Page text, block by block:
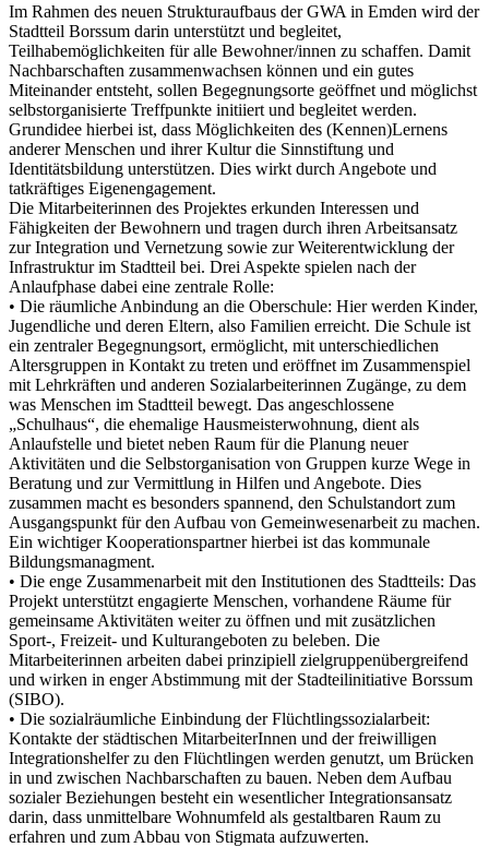
Im Rahmen des neuen Strukturaufbaus der GWA in Emden wird der
Stadtteil Borssum darin unterstützt und begleitet,
Teilhabemöglichkeiten für alle Bewohner/innen zu schaffen. Damit
Nachbarschaften zusammenwachsen können und ein gutes
Miteinander entsteht, sollen Begegnungsorte geöffnet und möglichst
selbstorganisierte Treffpunkte initiiert und begleitet werden.
Grundidee hierbei ist, dass Möglichkeiten des (Kennen)Lernens
anderer Menschen und ihrer Kultur die Sinnstiftung und
Identitätsbildung unterstützen. Dies wirkt durch Angebote und
tatkräftiges Eigenengagement.
Die Mitarbeiterinnen des Projektes erkunden Interessen und
Fähigkeiten der Bewohnern und tragen durch ihren Arbeitsansatz
zur Integration und Vernetzung sowie zur Weiterentwicklung der
Infrastruktur im Stadtteil bei. Drei Aspekte spielen nach der
Anlaufphase dabei eine zentrale Rolle:
• Die räumliche Anbindung an die Oberschule: Hier werden Kinder,
Jugendliche und deren Eltern, also Familien erreicht. Die Schule ist
ein zentraler Begegnungsort, ermöglicht, mit unterschiedlichen
Altersgruppen in Kontakt zu treten und eröffnet im Zusammenspiel
mit Lehrkräften und anderen Sozialarbeiterinnen Zugänge, zu dem
was Menschen im Stadtteil bewegt. Das angeschlossene
„Schulhaus“, die ehemalige Hausmeisterwohnung, dient als
Anlaufstelle und bietet neben Raum für die Planung neuer
Aktivitäten und die Selbstorganisation von Gruppen kurze Wege in
Beratung und zur Vermittlung in Hilfen und Angebote. Dies
zusammen macht es besonders spannend, den Schulstandort zum
Ausgangspunkt für den Aufbau von Gemeinwesenarbeit zu machen.
Ein wichtiger Kooperationspartner hierbei ist das kommunale
Bildungsmanagment.
• Die enge Zusammenarbeit mit den Institutionen des Stadtteils: Das
Projekt unterstützt engagierte Menschen, vorhandene Räume für
gemeinsame Aktivitäten weiter zu öffnen und mit zusätzlichen
Sport-, Freizeit- und Kulturangeboten zu beleben. Die
Mitarbeiterinnen arbeiten dabei prinzipiell zielgruppenübergreifend
und wirken in enger Abstimmung mit der Stadteilinitiative Borssum
(SIBO).
• Die sozialräumliche Einbindung der Flüchtlingssozialarbeit:
Kontakte der städtischen MitarbeiterInnen und der freiwilligen
Integrationshelfer zu den Flüchtlingen werden genutzt, um Brücken
in und zwischen Nachbarschaften zu bauen. Neben dem Aufbau
sozialer Beziehungen besteht ein wesentlicher Integrationsansatz
darin, dass unmittelbare Wohnumfeld als gestaltbaren Raum zu
erfahren und zum Abbau von Stigmata aufzuwerten.